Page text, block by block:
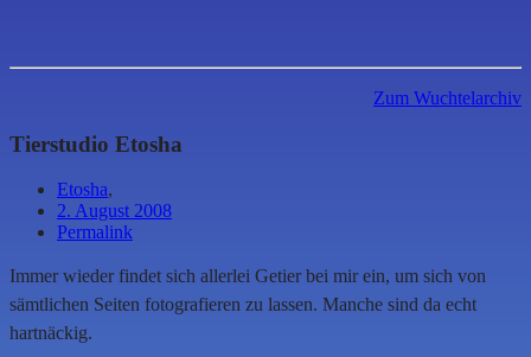
Zum Wuchtelarchiv
Tierstudio Etosha
Etosha,
2. August 2008
Permalink
Immer wieder findet sich allerlei Getier bei mir ein, um sich von
sämtlichen Seiten fotografieren zu lassen. Manche sind da echt
hartnäckig.